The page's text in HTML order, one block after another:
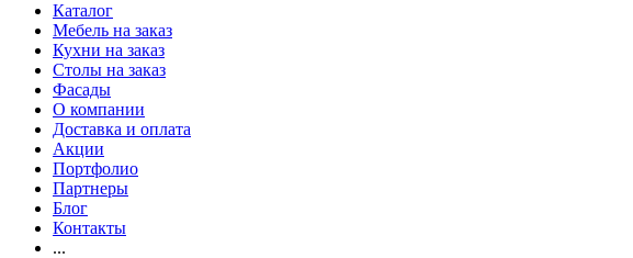
Каталог
Мебель на заказ
Кухни на заказ
Столы на заказ
Фасады
О компании
Доставка и оплата
Акции
Портфолио
Партнеры
Блог
Контакты
...